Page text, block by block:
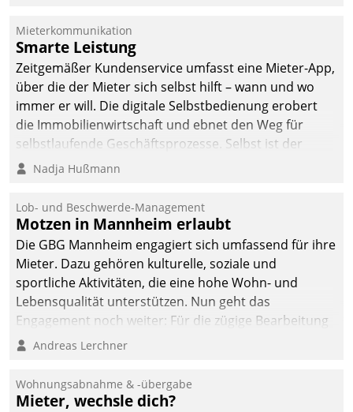
Mieterkommunikation
Smarte Leistung
Zeitgemäßer Kundenservice umfasst eine Mieter-App,
über die der Mieter sich selbst hilft – wann und wo
immer er will. Die digitale Selbstbedienung erobert
die Immobilienwirtschaft und ebnet den Weg für
selbstlaufende Geschäftsprozesse. Selbst ist der
Kunde und smart der Serviceanbieter.
Nadja Hußmann
Lob- und Beschwerde-Management
Motzen in Mannheim erlaubt
Die GBG Mannheim engagiert sich umfassend für ihre
Mieter. Dazu gehören kulturelle, soziale und
sportliche Aktivitäten, die eine hohe Wohn- und
Lebensqualität unterstützen. Nun geht das
Engagement noch weiter: Für die zügige Bearbeitung
von Beschwerden – oder Lob – richtet das
und Beschwerde-Management einen eigenen Kanal
ein.
Andreas Lerchner
Wohnungsabnahme & -übergabe
Mieter, wechsle dich?